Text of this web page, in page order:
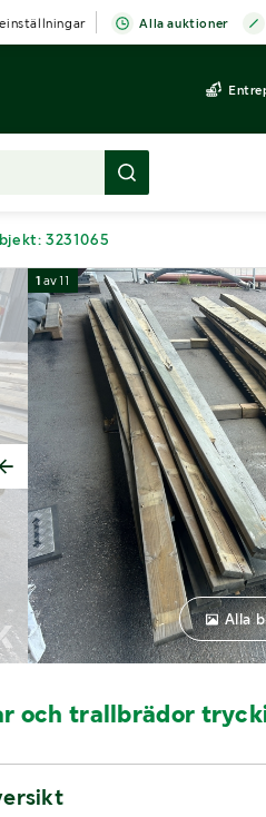
Alla auktioner
3231065
1 av11
Alla
och trallbrädor